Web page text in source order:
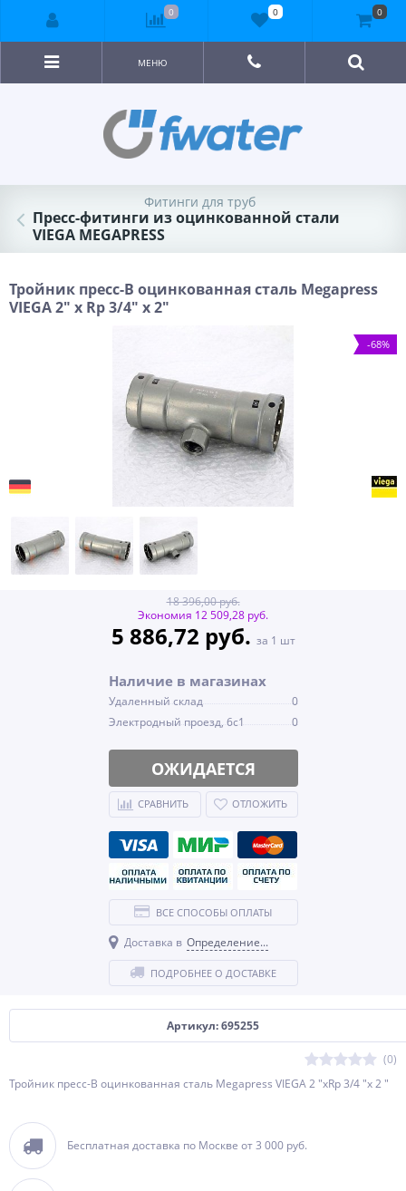
МЕНЮ
Фитинги для труб
Пресс-фитинги из оцинкованной стали
VIEGA MEGAPRESS
Тройник пресс-В оцинкованная сталь Megapress
VIEGA 2" х Rp 3/4" х 2"
-68%
Артикул: 695255
(0)
Тройник пресс-В оцинкованная сталь Megapress VIEGA 2 "хRp 3/4 "х 2 "
Бесплатная доставка по Москве от 3 000 руб.
18 396,00 руб.
Экономия 12 509,28 руб.
5 886,72 руб. за 1 шт
Наличие в магазинах
Удаленный склад
0
Электродный проезд, 6с1
0
ОЖИДАЕТСЯ
СРАВНИТЬ ОТЛОЖИТЬ
ВСЕ СПОСОБЫ ОПЛАТЫ
Доставка в Определение...
ПОДРОБНЕЕ О ДОСТАВКЕ
0 0 0